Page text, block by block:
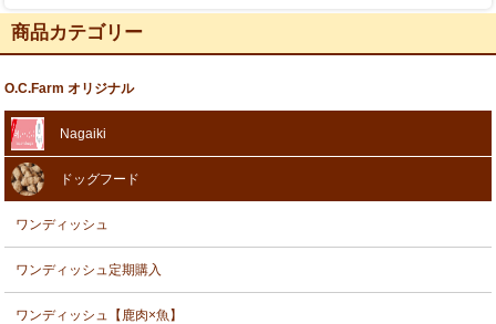
商品カテゴリー
O.C.Farm オリジナル
Nagaiki
ドッグフード
ワンディッシュ
ワンディッシュ定期購入
ワンディッシュ【鹿肉×魚】